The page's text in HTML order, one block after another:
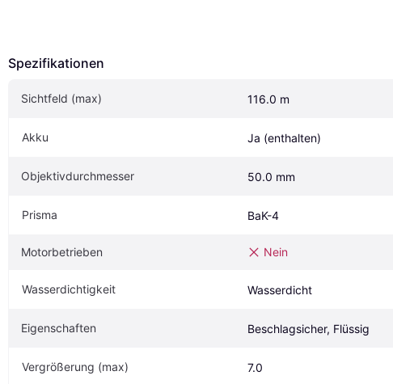
Spezifikationen
Sichtfeld (max) 116.0 m
Akku Ja (enthalten)
Objektivdurchmesser 50.0 mm
Prisma BaK-4
Motorbetrieben Nein
Wasserdichtigkeit Wasserdicht
Eigen­schaften Beschlagsicher, Flüssig
Vergrößerung (max) 7.0